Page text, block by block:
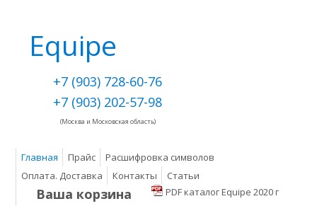
Equipe
+7 (903) 728-60-76
+7 (903) 202-57-98
(Москва и Московская область)
Главная Прайс
Расшифровка символов
Оплата. Доставка
Контакты Статьи
Ваша корзина PDF каталог Equipe 2020 г